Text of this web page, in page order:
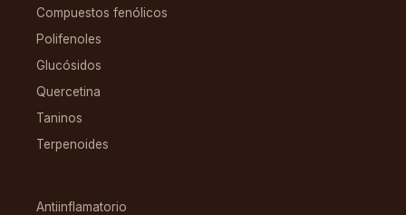
Compuestos fenólicos
Polifenoles
Glucósidos
Quercetina
Taninos
Terpenoides
Antiinflamatorio